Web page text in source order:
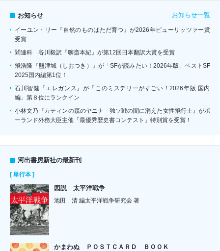
お知らせ お知らせ一覧
イーユン・リー『自然のものはただ育つ』が2026年ピューリッツァー賞
受賞
閻連科 谷川毅訳『聊斎本紀』が第12回日本翻訳大賞を受賞
飛浩隆『鹽津城（しおつき）』が「SFが読みたい！2026年版」ベストSF
2025国内編第1位！
石川智健『エレガンス』が「このミステリーがすごい！2026年版 国内
編」第８位にランクイン
小林文乃『カティンの森のヤニナ 独ソ戦の闇に消えた女性飛行士』がポ
ーランド外務大臣主催「最優秀歴史書コンテスト」特別賞を受賞！
河出書房新社の最新刊
[ 単行本 ]
図説 太平洋戦争
池田 清 編太平洋戦争研究会 著
かまわぬ ＰＯＳＴＣＡＲＤ ＢＯＯＫ